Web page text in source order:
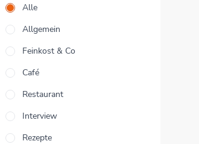
Alle
Allgemein
Feinkost & Co
Café
Restaurant
Interview
Rezepte